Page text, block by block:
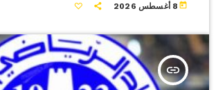
today 8 أغسطس 2026
insert_link